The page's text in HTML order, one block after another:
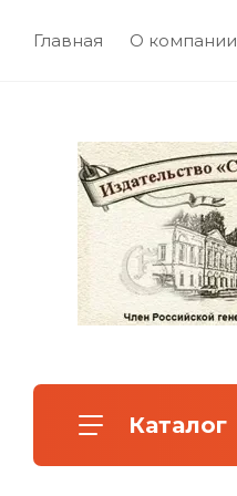
Главная О компании
Каталог